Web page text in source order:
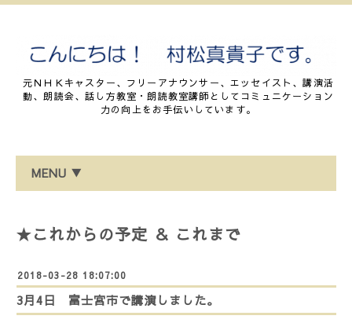
元ＮＨＫキャスター、フリーアナウンサー、エッセイスト、講演活
動、朗読会、話し方教室・朗読教室講師としてコミュニケーション
力の向上をお手伝いしています。
MENU ▼
★これからの予定 ＆ これまで
2018-03-28 18:07:00
3月4日 富士宮市で講演しました。